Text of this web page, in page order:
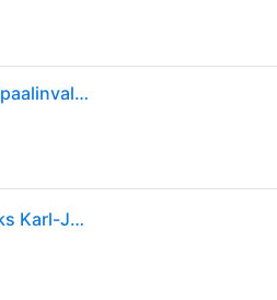
New Works Karl-Johan Large -riippuvalaisin Ø40 cm Opaalinvalkoinen
Karl-Johan Riippuvalaisin Ø400 Opal Glass - New Works Karl-Johan Large - Olohuone - Design - Lasi - Yksilamppuinen